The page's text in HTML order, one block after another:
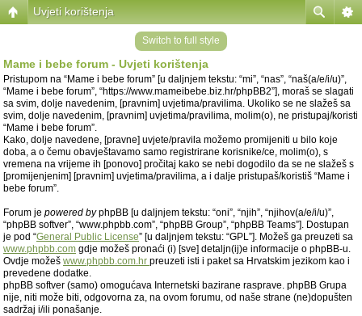
Uvjeti korištenja
Switch to full style
Mame i bebe forum - Uvjeti korištenja
Pristupom na “Mame i bebe forum” [u daljnjem tekstu: “mi”, “nas”, “naš(a/e/i/u)”,
“Mame i bebe forum”, “https://www.mameibebe.biz.hr/phpBB2”], moraš se slagati
sa svim, dolje navedenim, [pravnim] uvjetima/pravilima. Ukoliko se ne slažeš sa
svim, dolje navedenim, [pravnim] uvjetima/pravilima, molim(o), ne pristupaj/koristi
“Mame i bebe forum”.
Kako, dolje navedene, [pravne] uvjete/pravila možemo promijeniti u bilo koje
doba, a o čemu obavještavamo samo registrirane korisnike/ce, molim(o), s
vremena na vrijeme ih [ponovo] pročitaj kako se nebi dogodilo da se ne slažeš s
[promijenjenim] [pravnim] uvjetima/pravilima, a i dalje pristupaš/koristiš “Mame i
bebe forum”.
Forum je powered byphpBB [u daljnjem tekstu: “oni”, “njih”, “njihov(a/e/i/u)”,
“phpBB softver”, “www.phpbb.com”, “phpBB Group”, “phpBB Teams”]. Dostupan
je pod “General Public License” [u daljnjem tekstu: “GPL”]. Možeš ga preuzeti sa
www.phpbb.com gdje možeš pronaći (i) [sve] detaljn(ij)e informacije o phpBB-u.
Ovdje možeš www.phpbb.com.hr preuzeti isti i paket sa Hrvatskim jezikom kao i
prevedene dodatke.
phpBB softver (samo) omogućava Internetski bazirane rasprave. phpBB Grupa
nije, niti može biti, odgovorna za, na ovom forumu, od naše strane (ne)dopušten
sadržaj i/ili ponašanje.